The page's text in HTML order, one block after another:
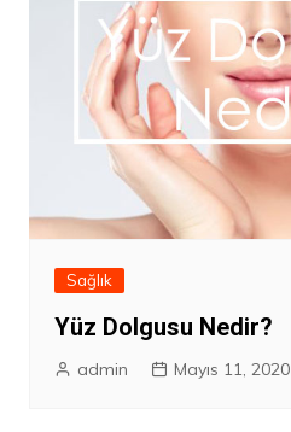
Sağlık
Yüz Dolgusu Nedir?
admin Mayıs 11, 2020